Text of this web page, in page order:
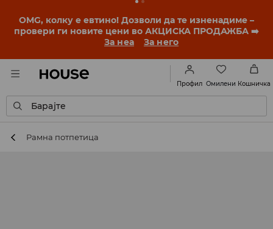
OMG, колку е евтино! Дозволи да те изненадиме –
провери ги новите цени во АКЦИСКА ПРОДАЖБА ➡️
За неа
За него
Профил Омилени Кошничка
Барајте
Рамна потпетица